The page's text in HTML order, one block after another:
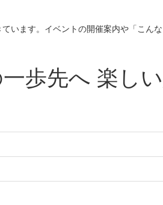
います。イベントの開催案内や「こん
歩先へ 楽し